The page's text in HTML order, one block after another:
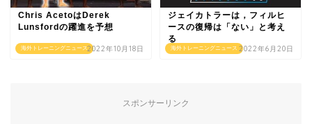
海外トレーニングニュース
Chris AcetoはDerek
Lunsfordの躍進を予想
2022年10月18日 海外トレーニングニュース
ジェイカトラーは，フィルヒ
ースの復帰は「ない」と考え
る
2022年6月20日
スポンサーリンク